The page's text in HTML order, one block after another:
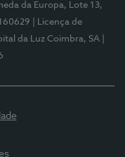
da Europa, Lote 13,
| Licença de
da Luz Coimbra, SA